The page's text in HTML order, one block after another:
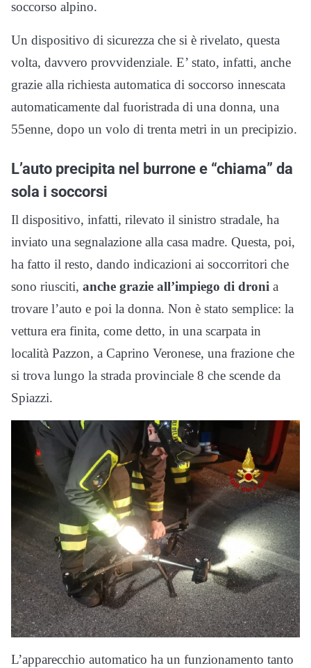
soccorso alpino.
Un dispositivo di sicurezza che si è rivelato, questa
volta, davvero provvidenziale. E’ stato, infatti, anche
grazie alla richiesta automatica di soccorso innescata
automaticamente dal fuoristrada di una donna, una
55enne, dopo un volo di trenta metri in un precipizio.
L’auto precipita nel burrone e “chiama” da
sola i soccorsi
Il dispositivo, infatti, rilevato il sinistro stradale, ha
inviato una segnalazione alla casa madre. Questa, poi,
ha fatto il resto, dando indicazioni ai soccorritori che
sono riusciti, anche grazie all’impiego di droni a
trovare l’auto e poi la donna. Non è stato semplice: la
vettura era finita, come detto, in una scarpata in
località Pazzon, a Caprino Veronese, una frazione che
si trova lungo la strada provinciale 8 che scende da
Spiazzi.
L’apparecchio automatico ha un funzionamento tanto